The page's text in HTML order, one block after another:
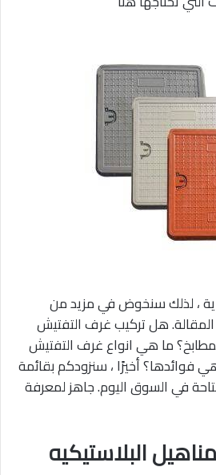
، لذلك سنخوض في مزيد من
هل تركيب غرف التفتيش
ما هي انواع غرف التفتيش
فوائدها؟ أخيرًا ، سنزودكم بقائمة
في السوق اليوم. جاهز لمعرفة
البلاستيكيه